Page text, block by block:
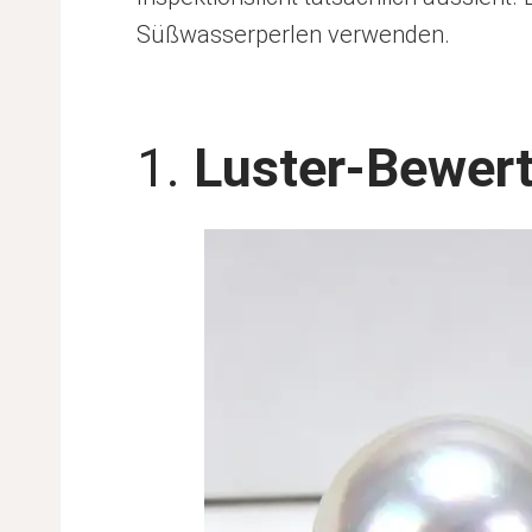
Süßwasserperlen verwenden.
1. Luster-